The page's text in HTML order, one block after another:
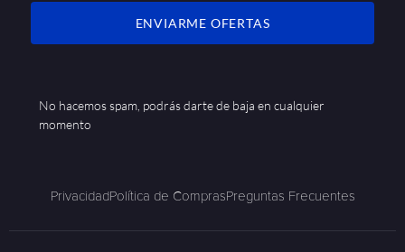
ENVIARME OFERTAS
No hacemos spam, podrás darte de baja en cualquier
momento
PrivacidadPolítica de ComprasPreguntas Frecuentes